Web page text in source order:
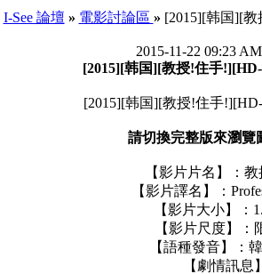
I-See 論壇 » 電影討論區 » [2015][韩国][
2015-11-22 09:23 AM
[2015][韩国][教授!住手
[2015][韩国][教授!住手
請切換完整版來瀏覽
【影片片名】：
【影片譯名】：
【影片大小】：
【影片尺度】：
【語種發音】：
【劇情訊息